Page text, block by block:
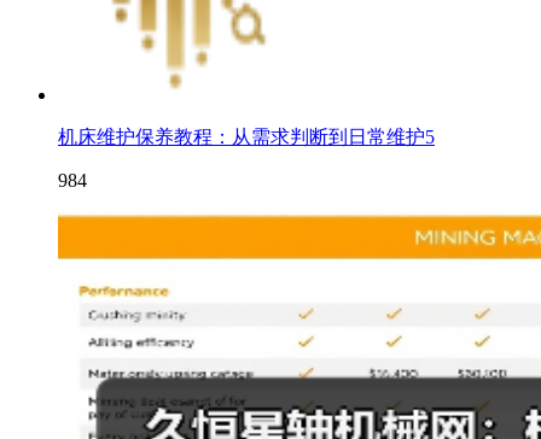
机床维护保养教程：从需求判断到日常维护5
984